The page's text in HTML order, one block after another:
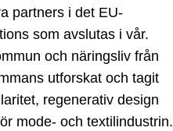
partners i det EU-
som avslutas i vår.
och näringsliv från
utforskat och tagit
regenerativ design
mode- och textilindustrin.